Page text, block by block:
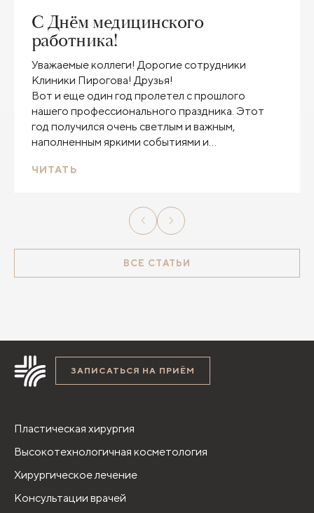
С Днём медицинского
работника!
Уважаемые коллеги! Дорогие сотрудники
Клиники Пирогова! Друзья!
Вот и еще один год пролетел с прошлого
нашего профессионального праздника. Этот
год получился очень светлым и важным,
наполненным яркими событиями и
ЧИТАТЬ
ВСЕ СТАТЬИ
ЗАПИСАТЬСЯ НА ПРИЁМ
Пластическая хирургия
Высокотехнологичная косметология
Хирургическое лечение
Консультации врачей